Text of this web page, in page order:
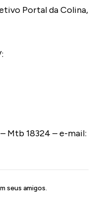
Portal da Colina,
Mtb 18324 – e-mail:
seus amigos.